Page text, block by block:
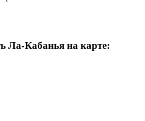
Ла-Кабанья на карте: